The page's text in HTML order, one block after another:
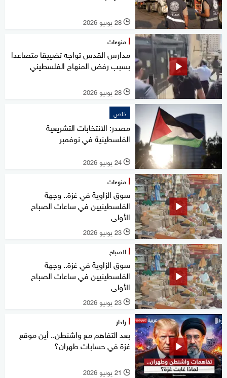
l 28 يونيو 2026
منوعات
مدارس القدس تواجه تضييقا متصاعدا
بسبب رفض المنهاج الفلسطيني
l 28 يونيو 2026
خاص
مصدر: الانتخابات التشريعية
الفلسطينية في نوفمبر
l 24 يونيو 2026
منوعات
سوق الزاوية في غزة.. وجهة
الفلسطينيين في ساعات الصباح
الأولى
l 23 يونيو 2026
الصباح
سوق الزاوية في غزة.. وجهة
الفلسطينيين في ساعات الصباح
الأولى
l 23 يونيو 2026
رادار
بعد التفاهم مع واشنطن.. أين موقع
غزة في حسابات طهران؟
l 21 يونيو 2026